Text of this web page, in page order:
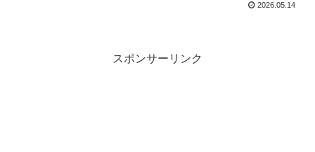
2026.05.14
スポンサーリンク